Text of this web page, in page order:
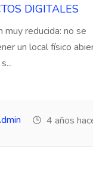
DIGITALES
muy reducida: no se
un local físico
4 años